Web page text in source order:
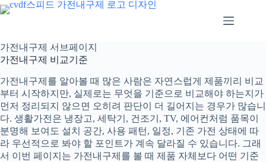
본
문
로
건
너
뛰
기
가전내구제 서브페이지
가전내구제 비교기준
가전내구제 를 알아볼 때 많은 사람은 자연스럽게 제품끼리 비교
부터 시작하지만, 실제로는 무엇을 기준으로 비교해야 하는지가
먼저 정리되지 않으면 오히려 판단이 더 길어지는 경우가 많습니
다. 생활가전은 냉장고, 세탁기, 건조기, TV, 에어컨처럼 품목이
분명해 보여도 설치 공간, 사용 패턴, 일정, 기존 가전 상태에 따
라 우선적으로 봐야 할 포인트가 계속 달라질 수 있습니다. 그래
서 이번 페이지는 가전내구제를 볼 때 제품 자체보다 어떤 기준